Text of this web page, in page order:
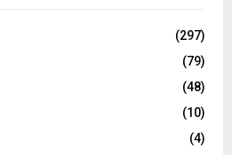
(297)
(79)
(48)
(10)
(4)